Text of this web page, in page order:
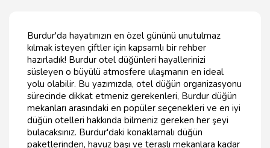
Burdur'da hayatınızın en özel gününü unutulmaz
kılmak isteyen çiftler için kapsamlı bir rehber
hazırladık! Burdur otel düğünleri hayallerinizi
süsleyen o büyülü atmosfere ulaşmanın en ideal
yolu olabilir. Bu yazımızda, otel düğün organizasyonu
sürecinde dikkat etmeniz gerekenleri, Burdur düğün
mekanları arasındaki en popüler seçenekleri ve en iyi
düğün otelleri hakkında bilmeniz gereken her şeyi
bulacaksınız. Burdur'daki konaklamalı düğün
paketlerinden, havuz başı ve teraslı mekanlara kadar